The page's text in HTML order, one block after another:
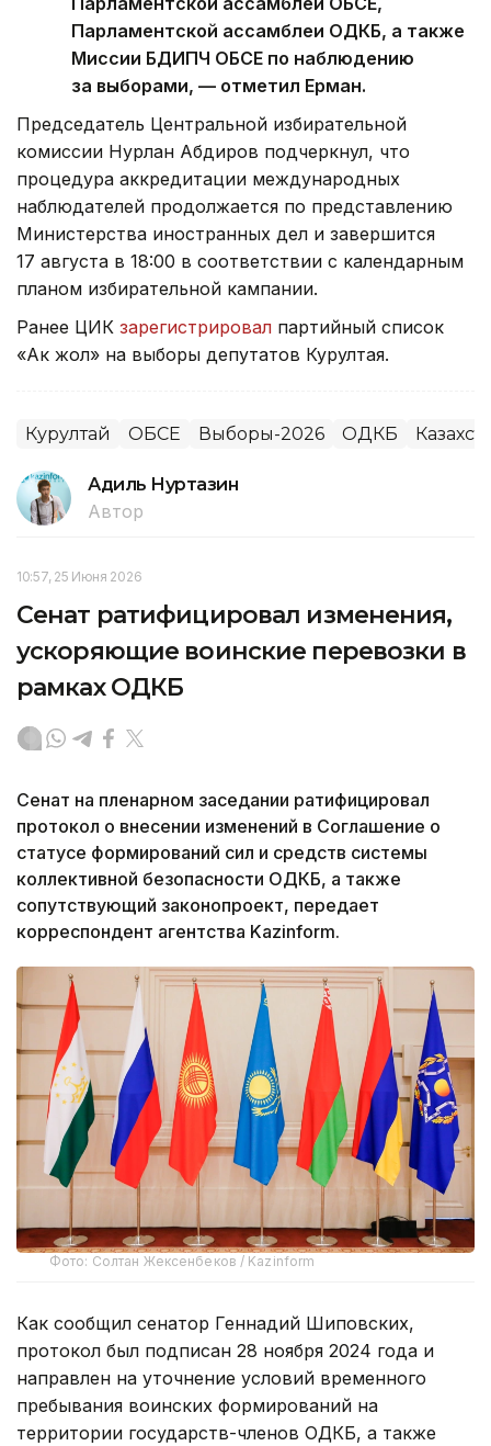
Парламентской ассамблеи ОДКБ, а также
Миссии БДИПЧ ОБСЕ по наблюдению
за выборами, — отметил Ерман.
Председатель Центральной избирательной
комиссии Нурлан Абдиров подчеркнул, что
процедура аккредитации международных
наблюдателей продолжается по представлению
Министерства иностранных дел и завершится
17 августа в 18:00 в соответствии с календарным
планом избирательной кампании.
Ранее ЦИК зарегистрировал партийный список
«Ак жол» на выборы депутатов Курултая.
Курултай ОБСЕ Выборы-2026 ОДКБ
Адиль Нуртазин
Автор
10:57, 25 Июня 2026
Сенат ратифицировал изменения,
ускоряющие воинские перевозки в
рамках ОДКБ
Сенат на пленарном заседании ратифицировал
протокол о внесении изменений в Соглашение о
статусе формирований сил и средств системы
коллективной безопасности ОДКБ, а также
сопутствующий законопроект, передает
корреспондент агентства Kazinform.
Фото: Солтан Жексенбеков / Kazinform
Как сообщил сенатор Геннадий Шиповских,
протокол был подписан 28 ноября 2024 года и
направлен на уточнение условий временного
пребывания воинских формирований на
территории государств-членов ОДКБ, а также